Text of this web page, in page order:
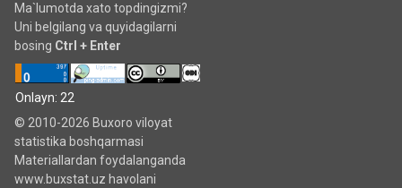
Ma`lumotda xato topdingizmi?
Uni belgilang va quyidagilarni
bosing Ctrl + Enter
Onlayn: 22
© 2010-2026 Buxoro viloyat
statistika boshqarmasi
Materiallardan foydalanganda
www.buxstat.uz havolani